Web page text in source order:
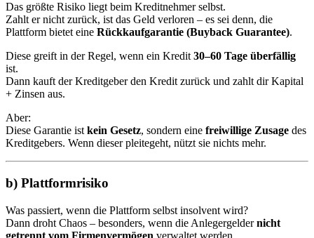
Das größte Risiko liegt beim Kreditnehmer selbst.
Zahlt er nicht zurück, ist das Geld verloren – es sei denn, die
Plattform bietet eine Rückkaufgarantie (Buyback Guarantee).
Diese greift in der Regel, wenn ein Kredit 30–60 Tage überfällig
ist.
Dann kauft der Kreditgeber den Kredit zurück und zahlt dir Kapital
+ Zinsen aus.
Aber:
Diese Garantie ist kein Gesetz, sondern eine freiwillige Zusage des
Kreditgebers. Wenn dieser pleitegeht, nützt sie nichts mehr.
b) Plattformrisiko
Was passiert, wenn die Plattform selbst insolvent wird?
Dann droht Chaos – besonders, wenn die Anlegergeldernicht
getrennt vom Firmenvermögen verwaltet werden.